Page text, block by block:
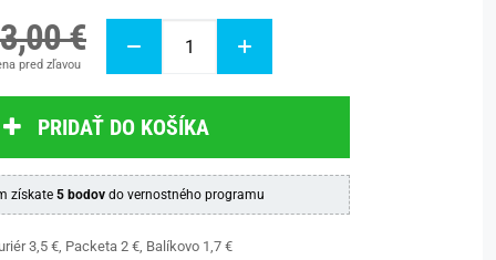
€
pred zľavou
PRIDAŤ DO KOŠÍKA
získate 5 bodov do vernostného programu
3,5 €, Packeta 2 €, Balíkovo 1,7 €